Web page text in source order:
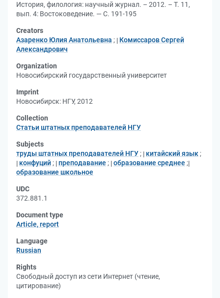
История, филология: научный журнал. – 2012. – Т. 11,
вып. 4: Востоковедение. — С. 191-195
Creators
Азаренко Юлия Анатольевна ;
Комиссаров Сергей
Александрович
Organization
Новосибирский государственный университет
Imprint
Новосибирск: НГУ, 2012
Collection
Статьи штатных преподавателей НГУ
Subjects
труды штатных преподавателей НГУ ; китайский язык ;
конфуций ; преподавание ; образование среднее ;
образование школьное
UDC
372.881.1
Document type
Article, report
Language
Russian
Rights
Свободный доступ из сети Интернет (чтение,
цитирование)